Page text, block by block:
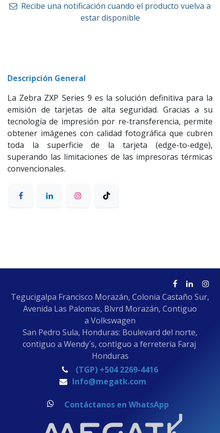
Recibe una notificación cuando el producto vuelva a
estar disponible
Descripción General
La Zebra ZXP Series 9 es la solución definitiva para la
emisión de tarjetas de alta seguridad. Gracias a su
tecnología de impresión por re-transferencia, permite
obtener imágenes con calidad fotográfica que cubren
toda la superficie de la tarjeta (edge-to-edge),
superando las limitaciones de las impresoras térmicas
convencionales.
Tegucigalpa Francisco Morazán, Colonia Castaño Sur,
Avenida Las Palomas, Blvrd Morazán, Contiguo
a Volkswagen
San Pedro Sula, Honduras: Boulevard del norte,
contiguo a Wendy´s, contiguo a ferretería Faraj
Honduras
(TGP) +504 2269-4416
Info@megatk.com
Contáctanos en WhatsApp